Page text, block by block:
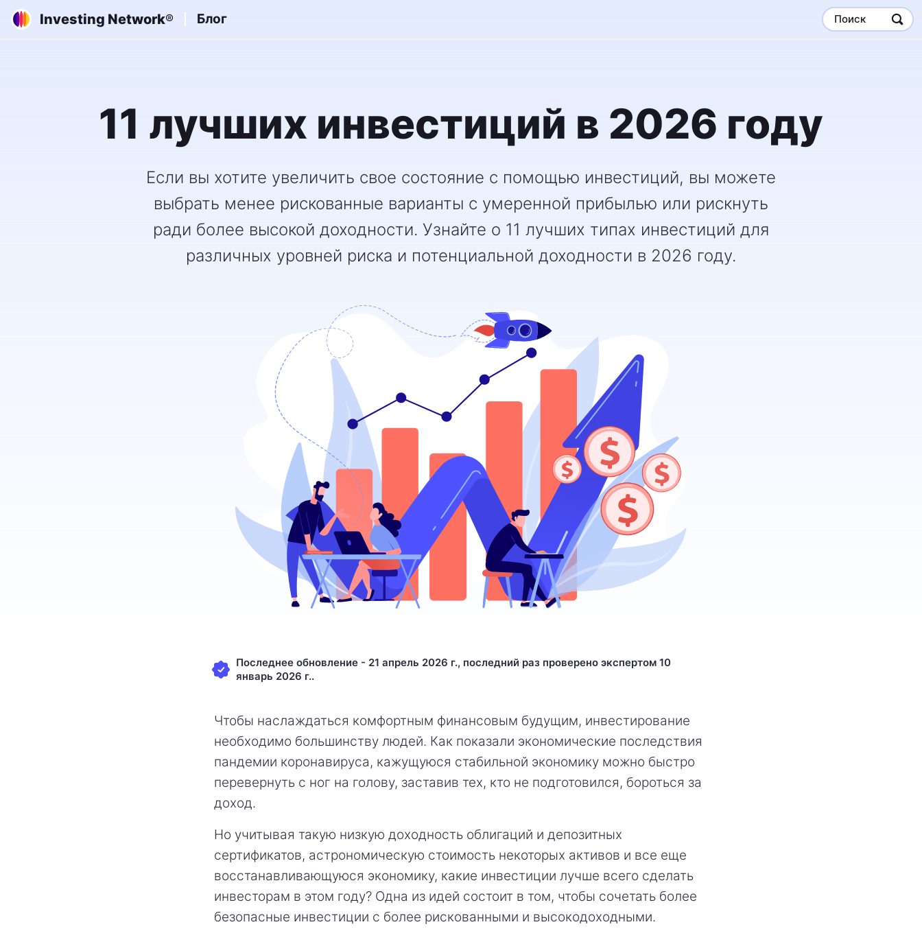
Investing Network® Блог Поиск
11 лучших инвестиций в 2026 году
Если вы хотите увеличить свое состояние с помощью инвестиций, вы можете
выбрать менее рискованные варианты с умеренной прибылью или рискнуть
ради более высокой доходности. Узнайте о 11 лучших типах инвестиций для
различных уровней риска и потенциальной доходности в 2026 году.
Последнее обновление - 21 апрель 2026 г., последний раз проверено экспертом 10
январь 2026 г..
Чтобы наслаждаться комфортным финансовым будущим, инвестирование
необходимо большинству людей. Как показали экономические последствия
пандемии коронавируса, кажущуюся стабильной экономику можно быстро
перевернуть с ног на голову, заставив тех, кто не подготовился, бороться за
доход.
Но учитывая такую низкую доходность облигаций и депозитных
сертификатов, астрономическую стоимость некоторых активов и все еще
восстанавливающуюся экономику, какие инвестиции лучше всего сделать
инвесторам в этом году? Одна из идей состоит в том, чтобы сочетать более
безопасные инвестиции с более рискованными и высокодоходными.